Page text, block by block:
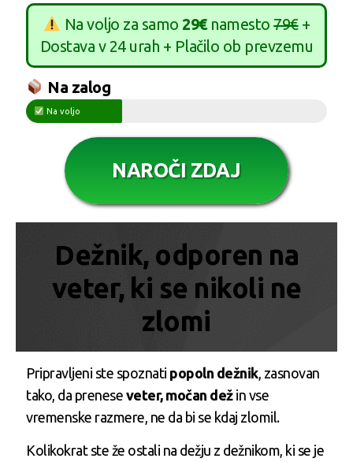
Na voljo za samo 29€namesto79€+
Dostava v 24 urah + Plačilo ob prevzemu
Na zalog
Na voljo
NAROČI ZDAJ
Dežnik, odporen na
veter, ki se nikoli ne
zlomi
Pripravljeni ste spoznati popoln dežnik, zasnovan
tako, da prenese veter, močan dežin vse
vremenske razmere, ne da bi se kdaj zlomil.
Kolikokrat ste že ostali na dežju z dežnikom, ki se je